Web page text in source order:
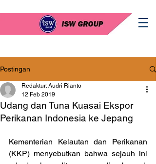
Postingan
Udang dan Tuna Kuasai Ekspor
Perikanan Indonesia ke Jepang
Redaktur: Audri Rianto
12 Feb 2019
Kementerian Kelautan dan Perikanan
(KKP) menyebutkan bahwa sejauh ini